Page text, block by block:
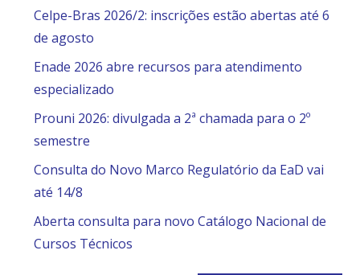
Celpe-Bras 2026/2: inscrições estão abertas até 6
de agosto
Enade 2026 abre recursos para atendimento
especializado
Prouni 2026: divulgada a 2ª chamada para o 2º
semestre
Consulta do Novo Marco Regulatório da EaD vai
até 14/8
Aberta consulta para novo Catálogo Nacional de
Cursos Técnicos